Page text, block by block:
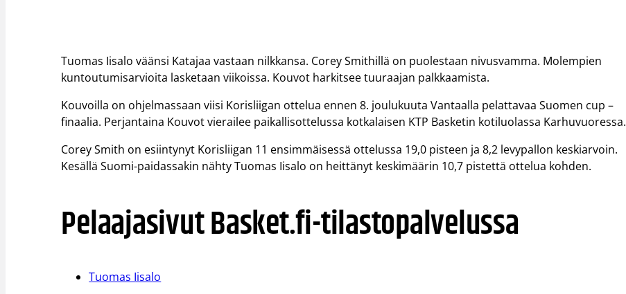
Tuomas Iisalo väänsi Katajaa vastaan nilkkansa. Corey Smithillä on puolestaan nivusvamma. Molempien
kuntoutumisarvioita lasketaan viikoissa. Kouvot harkitsee tuuraajan palkkaamista.
Kouvoilla on ohjelmassaan viisi Korisliigan ottelua ennen 8. joulukuuta Vantaalla pelattavaa Suomen cup –
finaalia. Perjantaina Kouvot vierailee paikallisottelussa kotkalaisen KTP Basketin kotiluolassa Karhuvuoressa.
Corey Smith on esiintynyt Korisliigan 11 ensimmäisessä ottelussa 19,0 pisteen ja 8,2 levypallon keskiarvoin.
Kesällä Suomi-paidassakin nähty Tuomas Iisalo on heittänyt keskimäärin 10,7 pistettä ottelua kohden.
Pelaajasivut Basket.fi-tilastopalvelussa
Tuomas Iisalo